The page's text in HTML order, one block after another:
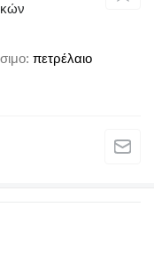
πετρέλαιο